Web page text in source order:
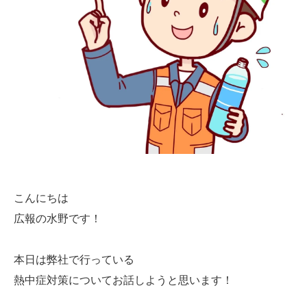
こんにちは
広報の水野です！
本日は弊社で行っている
熱中症対策についてお話しようと思います！